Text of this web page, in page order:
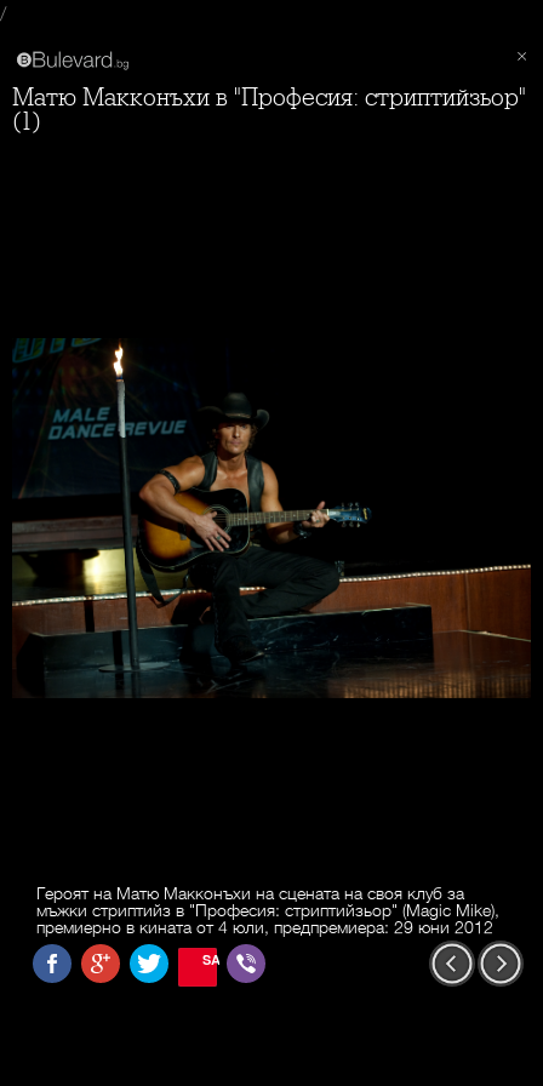
/
Матю Макконъхи в "Професия: стриптийзьор"
(1)
Героят на Матю Макконъхи на сцената на своя клуб за
мъжки стриптийз в "Професия: стриптийзьор" (Magic Mike),
премиерно в кината от 4 юли, предпремиера: 29 юни 2012
SAVE